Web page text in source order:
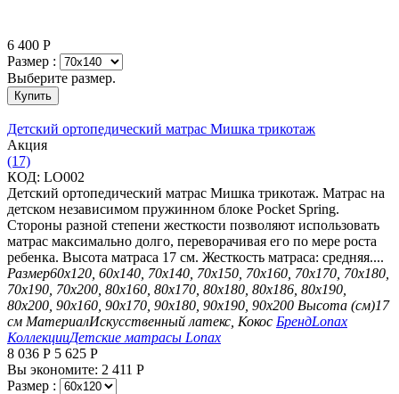
6 400 Р
Размер :
Выберите размер.
Купить
Детский ортопедический матрас Мишка трикотаж
Aкция
(17)
КОД: LO002
Детский ортопедический матрас Мишка трикотаж. Матрас на
детском независимом пружинном блоке Pocket Spring.
Стороны разной степени жесткости позволяют использовать
матрас максимально долго, переворачивая его по мере роста
ребенка. Высота матраса 17 см. Жесткость матраса: средняя....
Размер60х120, 60х140, 70х140, 70х150, 70х160, 70х170, 70х180,
70х190, 70х200, 80х160, 80х170, 80х180, 80х186, 80х190,
80х200, 90х160, 90х170, 90х180, 90х190, 90х200 Высота (см)17
см МатериалИскусственный латекс, Кокос БрендLonax
КоллекцииДетские матрасы Lonax
8 036 Р 5 625 Р
Вы экономите: 2 411 Р
Размер :